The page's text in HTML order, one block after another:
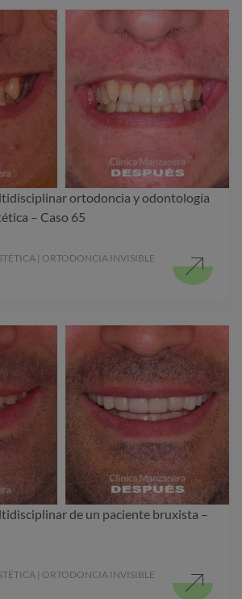
ortodoncia y odontología
– Caso 65
| ORTODONCIA INVISIBLE
de un paciente bruxista –
| ORTODONCIA INVISIBLE